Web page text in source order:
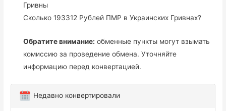
Гривны
Сколько 193312 Рублей ПМР в Украинских Гривнах?
Обратите внимание: обменные пункты могут взымать
комиссию за проведение обмена. Уточняйте
информацию перед конвертацией.
Недавно конвертировали